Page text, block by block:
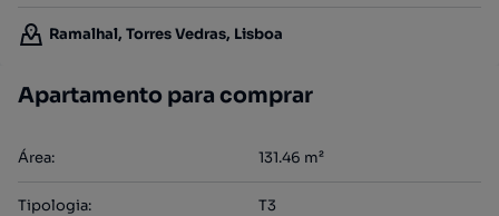
Ramalhal, Torres Vedras, Lisboa
Apartamento para comprar
Área: 131.46 m²
Tipologia: T3